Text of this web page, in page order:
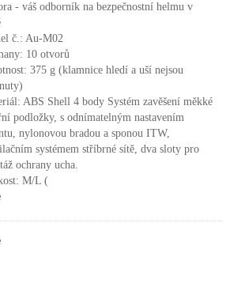
- váš odborník na bezpečnostní helmu v
č.: Au-M02
10 otvorů
375 g (klamnice hledí a uší nejsou
ABS Shell 4 body Systém zavěšení měkké
podložky, s odnímatelným nastavením
nylonovou bradou a sponou ITW,
systémem stříbrné sítě, dva sloty pro
ochrany ucha.
M/L (